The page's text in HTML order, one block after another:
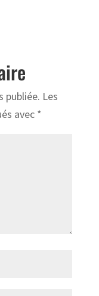
publiée. Les
avec *